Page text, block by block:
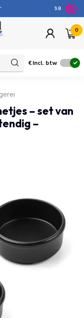
100
9.8
0
€Incl. btw
– set van
–